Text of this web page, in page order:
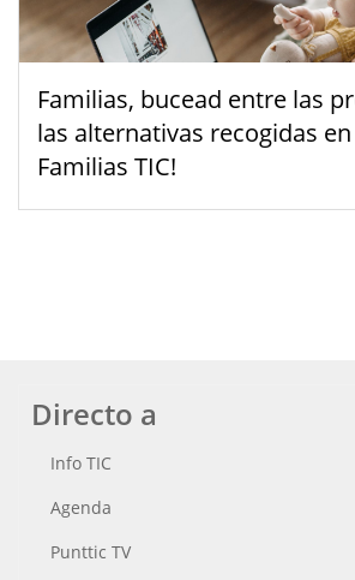
Familias, bucead entre las
las alternativas recogidas
Familias TIC!
Directo a
Info TIC
Agenda
Punttic TV